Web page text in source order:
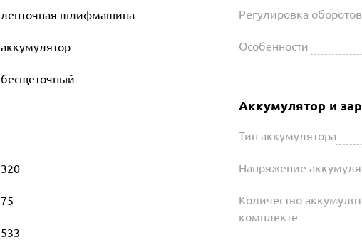
ленточная шлифмашина
аккумулятор
бесщеточный
320
75
533
Регулировка оборотов
Особенности
Аккумулятор и
Тип аккумулятора
Напряжение
Количество
комплекте